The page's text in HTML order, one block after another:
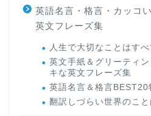
英語名言・格言・カッコ
英文フレーズ集
人生で大切なことはす
英文手紙＆グリーティ
キな英文フレーズ集
英語名言＆格言BEST20
翻訳しづらい世界のこと